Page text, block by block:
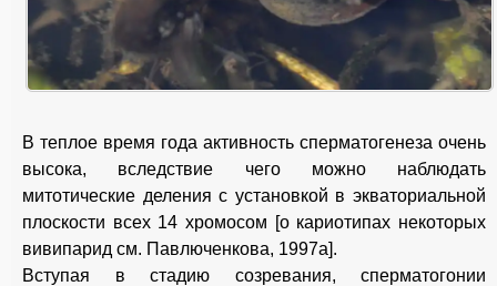
В теплое время года активность сперматогенеза очень
высока, вследствие чего можно наблюдать
митотические деления с установкой в экваториальной
плоскости всех 14 хромосом [о кариотипах некоторых
вивипарид см. Павлюченкова, 1997а].
Вступая в стадию созревания, сперматогонии